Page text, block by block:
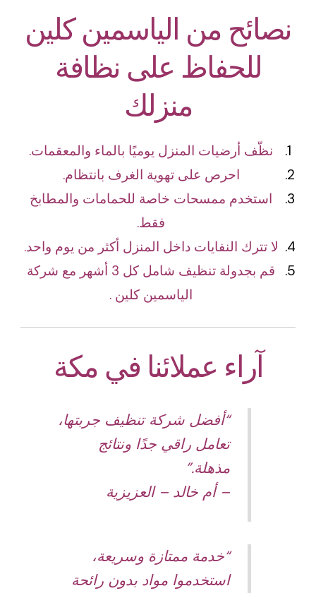
نصائح من الياسمين كلين
للحفاظ على نظافة
منزلك
نظّف أرضيات المنزل يوميًا بالماء والمعقمات.
احرص على تهوية الغرف بانتظام.
استخدم ممسحات خاصة للحمامات والمطابخ
فقط.
لا تترك النفايات داخل المنزل أكثر من يوم واحد.
قم بجدولة تنظيف شامل كل 3 أشهر مع شركة
الياسمين كلين .
آراء عملائنا في مكة
“أفضل شركة تنظيف جربتها،
تعامل راقي جدًا ونتائج
مذهلة.”
–أم خالد – العزيزية
“خدمة ممتازة وسريعة،
استخدموا مواد بدون رائحة